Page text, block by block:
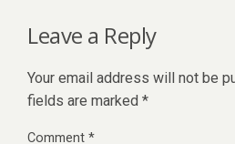
Leave a Reply
Your email address will not be
fields are marked *
Comment*